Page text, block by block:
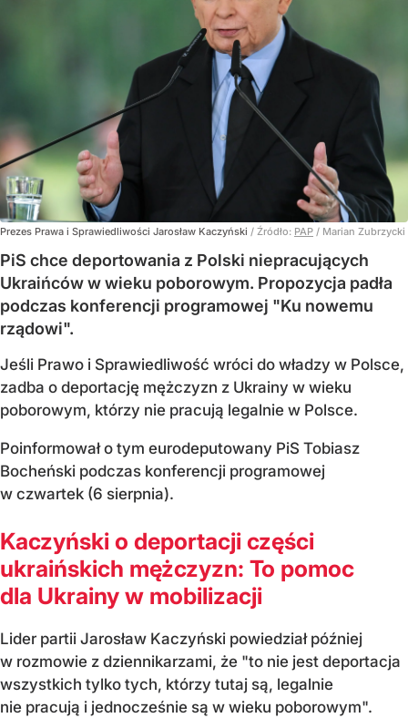
Prezes Prawa i Sprawiedliwości Jarosław Kaczyński / Źródło: PAP / Marian Zubrzycki
PiS chce deportowania z Polski niepracujących
Ukraińców w wieku poborowym. Propozycja padła
podczas konferencji programowej "Ku nowemu
rządowi".
Jeśli Prawo i Sprawiedliwość wróci do władzy w Polsce,
zadba o deportację mężczyzn z Ukrainy w wieku
poborowym, którzy nie pracują legalnie w Polsce.
Poinformował o tym eurodeputowany PiS Tobiasz
Bocheński podczas konferencji programowej
w czwartek (6 sierpnia).
Kaczyński o deportacji części
ukraińskich mężczyzn: To pomoc
dla Ukrainy w mobilizacji
Lider partii Jarosław Kaczyński powiedział później
w rozmowie z dziennikarzami, że "to nie jest deportacja
wszystkich tylko tych, którzy tutaj są, legalnie
nie pracują i jednocześnie są w wieku poborowym".